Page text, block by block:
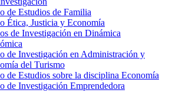
de Estudios de Familia
Ética, Justicia y Economía
de Investigación en Dinámica
de Investigación en Administración y
del Turismo
de Estudios sobre la disciplina Economía
de Investigación Emprendedora